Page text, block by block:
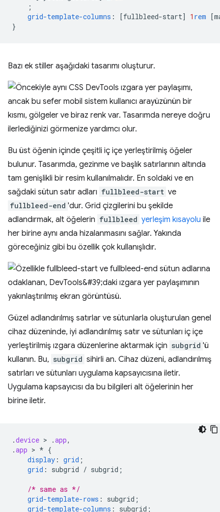
;
grid-template-columns : [fullbleed-start] 1 rem [
}
Bazı ek stiller aşağıdaki tasarımı oluşturur.
Bu üst öğenin içinde çeşitli iç içe yerleştirilmiş öğeler
bulunur. Tasarımda, gezinme ve başlık satırlarının altında
tam genişlikli bir resim kullanılmalıdır. En soldaki ve en
sağdaki sütun satır adları fullbleed-start ve
fullbleed-end 'dur. Grid çizgilerini bu şekilde
adlandırmak, alt öğelerin fullbleed yerleşim kısayolu ile
her birine aynı anda hizalanmasını sağlar. Yakında
göreceğiniz gibi bu özellik çok kullanışlıdır.
Güzel adlandırılmış satırlar ve sütunlarla oluşturulan genel
cihaz düzeninde, iyi adlandırılmış satır ve sütunları iç içe
yerleştirilmiş ızgara düzenlerine aktarmak için subgrid 'ü
kullanın. Bu, subgrid sihirli an. Cihaz düzeni, adlandırılmış
satırları ve sütunları uygulama kapsayıcısına iletir.
Uygulama kapsayıcısı da bu bilgileri alt öğelerinin her
birine iletir.
.device > .app,
.app > * {
display : grid ;
grid : subgrid / subgrid ;
/* same as */
grid-template-rows : subgrid ;
grid-template-columns : subgrid ;